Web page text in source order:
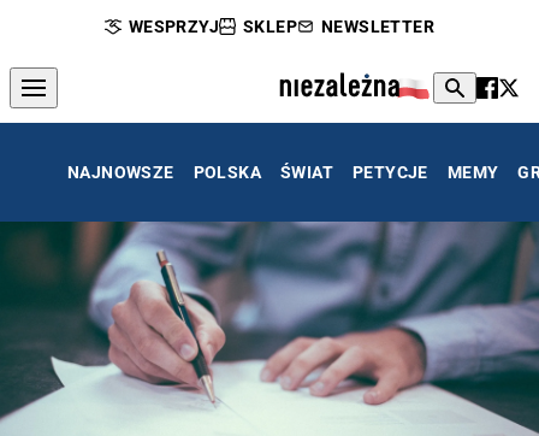
WESPRZYJ SKLEP NEWSLETTER
NAJNOWSZE POLSKA ŚWIAT PETYCJE MEMY